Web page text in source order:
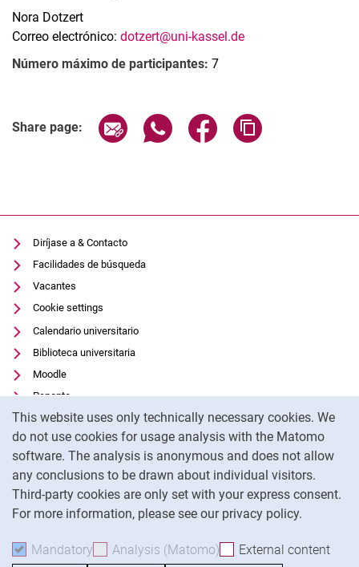
This website uses only technically necessary cookies. We
do not use cookies for usage analysis with the Matomo
software. The analysis is anonymous and does not allow
any conclusions to be drawn about individual visitors.
Third-party cookies are only set with your express consent.
For more information, please see our privacy policy.
Mandatory Accept mandatory cookies
Analysis (Matomo) Accept analysis cookies
External content
Nora Dotzert
Correo electrónico: dotzert@uni-kassel.de
Número máximo de participantes: 7
Share page: Share page via email
Share page via WhatsApp
Share page via
Diríjase a & Contacto
Facilidades de búsqueda
Vacantes
Cookie settings
Calendario universitario
Biblioteca universitaria
Moodle
Panopto
Protección de datos
Accesibilidad
Uso transparente de la IA